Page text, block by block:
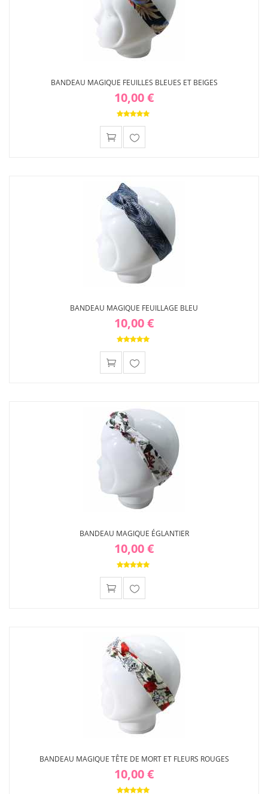
BANDEAU MAGIQUE FEUILLES BLEUES ET BEIGES
10,00 €
d'envies
BANDEAU MAGIQUE FEUILLAGE BLEU
10,00 €
d'envies
BANDEAU MAGIQUE ÉGLANTIER
10,00 €
d'envies
BANDEAU MAGIQUE TÊTE DE MORT ET FLEURS ROUGES
10,00 €